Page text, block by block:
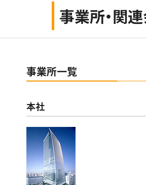
事業所・関
事業所一覧
本社